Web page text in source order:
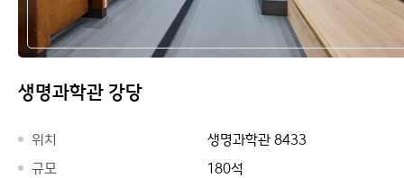
생명과학관 강당
위치
생명과학관 8433
규모
180석